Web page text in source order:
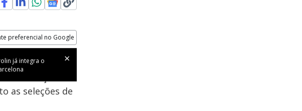
preferencial no Google
já integra o
seleções de
da seleção
as seleções de